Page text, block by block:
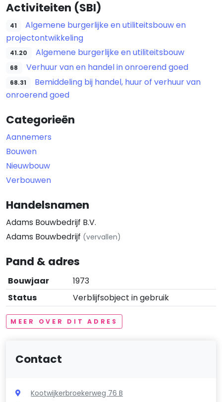
Activiteiten (SBI)
41
Algemene burgerlijke en utiliteitsbouw en
projectontwikkeling
41.20 Algemene burgerlijke en utiliteitsbouw
68 Verhuur van en handel in onroerend goed
68.31
Bemiddeling bij handel, huur of verhuur van
onroerend goed
Categorieën
Aannemers
Bouwen
Nieuwbouw
Verbouwen
Handelsnamen
Adams Bouwbedrijf B.V.
Adams Bouwbedrijf (vervallen)
Pand & adres
Bouwjaar
1973
Status
Verblijfsobject in gebruik
MEER OVER DIT ADRES
Contact
Kootwijkerbroekerweg 76 B